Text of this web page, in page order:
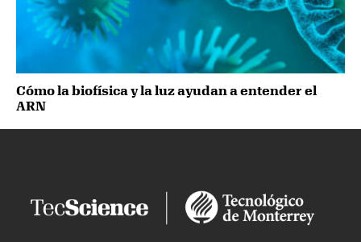
Cómo la biofísica y la luz ayudan a entender el
ARN